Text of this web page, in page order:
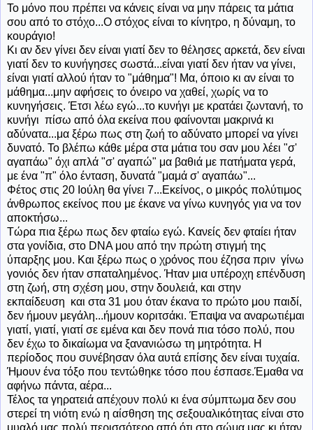
Το μόνο που πρέπει να κάνεις είναι να μην πάρεις τα μάτια
σου από το στόχο...Ο στόχος είναι το κίνητρο, η δύναμη, το
κουράγιο!
Κι αν δεν γίνει δεν είναι γιατί δεν το θέλησες αρκετά, δεν είναι
γιατί δεν το κυνήγησες σωστά...είναι γιατί δεν ήταν να γίνει,
είναι γιατί αλλού ήταν το "μάθημα"! Μα, όποιο κι αν είναι το
μάθημα...μην αφήσεις το όνειρο να χαθεί, χωρίς να το
κυνηγήσεις. Έτσι λέω εγώ...το κυνήγι με κρατάει ζωντανή, το
κυνήγι πίσω από όλα εκείνα που φαίνονται μακρινά κι
αδύνατα...μα ξέρω πως στη ζωή το αδύνατο μπορεί να γίνει
δυνατό. Το βλέπω κάθε μέρα στα μάτια του σαν μου λέει "σ'
αγαπάω" όχι απλά "σ' αγαπώ" μα βαθιά με πατήματα γερά,
με ένα "π" όλο ένταση, δυνατά "μαμά σ' αγαπάω"...
Φέτος στις 20 Ιούλη θα γίνει 7...Εκείνος, ο μικρός πολύτιμος
άνθρωπος εκείνος που με έκανε να γίνω κυνηγός για να τον
αποκτήσω...
Τώρα πια ξέρω πως δεν φταίω εγώ. Κανείς δεν φταίει ήταν
στα γονίδια, στο DNA μου από την πρώτη στιγμή της
ύπαρξης μου. Και ξέρω πως ο χρόνος που έζησα πριν γίνω
γονιός δεν ήταν σπαταλημένος. Ήταν μια υπέροχη επένδυση
στη ζωή, στη σχέση μου, στην δουλειά, και στην
εκπαίδευση και στα 31 μου όταν έκανα το πρώτο μου παιδί,
δεν ήμουν μεγάλη...ήμουν κοριτσάκι. Έπαψα να αναρωτιέμαι
γιατί, γιατί, γιατί σε εμένα και δεν πονά πια τόσο πολύ, που
δεν έχω το δικαίωμα να ξανανιώσω τη μητρότητα. Η
περίοδος που συνέβησαν όλα αυτά επίσης δεν είναι τυχαία.
Ήμουν ένα τόξο που τεντώθηκε τόσο που έσπασε.Έμαθα να
αφήνω πάντα, αέρα...
Τέλος τα γηρατειά απέχουν πολύ κι ένα σύμπτωμα δεν σου
στερεί τη νιότη ενώ η αίσθηση της σεξουαλικότητας είναι στο
μυαλό μας πολύ περισσότερο από ότι στο σώμα μας κι ήταν